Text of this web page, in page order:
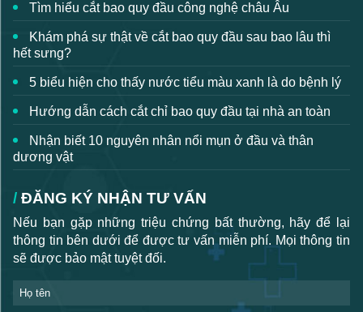
Tìm hiểu cắt bao quy đầu công nghệ châu Âu
Khám phá sự thật về cắt bao quy đầu sau bao lâu thì
hết sưng?
5 biểu hiện cho thấy nước tiểu màu xanh là do bệnh lý
Hướng dẫn cách cắt chỉ bao quy đầu tại nhà an toàn
Nhận biết 10 nguyên nhân nổi mụn ở đầu và thân
dương vật
ĐĂNG KÝ NHẬN TƯ VẤN
Nếu bạn gặp những triệu chứng bất thường, hãy để lại
thông tin bên dưới để được tư vấn miễn phí. Mọi thông tin
sẽ được bảo mật tuyệt đối.